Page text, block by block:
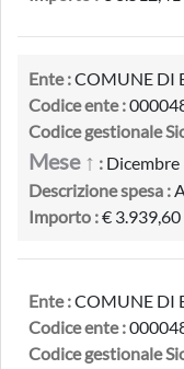
Ente :COMUNE DI
Codice ente :
Codice gestionale
Mese ↑ : Dicembre
Descrizione spesa :
Importo :€ 3.939,60
Ente :COMUNE DI
Codice ente :
Codice gestionale